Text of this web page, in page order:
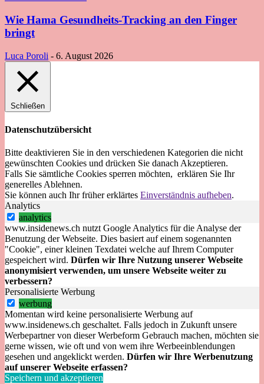
Wie Hama Gesundheits-Tracking an den Finger
bringt
Luca Poroli - 6. August 2026
Schließen
Datenschutzübersicht
Bitte deaktivieren Sie in den verschiedenen Kategorien die nicht
gewünschten Cookies und drücken Sie danach Akzeptieren.
Falls Sie sämtliche Cookies sperren möchten, erklären Sie Ihr
generelles Ablehnen.
Sie können auch Ihr früher erklärtes Einverständnis aufheben.
Analytics
analytics
www.insidenews.ch nutzt Google Analytics für die Analyse der
Benutzung der Webseite. Dies basiert auf einem sogenannten
"Cookie", einer kleinen Texdatei welche auf Ihrem Computer
gespeichert wird. Dürfen wir Ihre Nutzung unserer Webseite
anonymisiert verwenden, um unsere Webseite weiter zu
verbessern?
Personalisierte Werbung
werbung
Momentan wird keine personalisierte Werbung auf
www.insidenews.ch geschaltet. Falls jedoch in Zukunft unsere
Werbepartner von dieser Werbeform Gebrauch machen, möchten sie
gerne wissen, wie oft und von wem ihre Werbeeinblendungen
gesehen und angeklickt werden. Dürfen wir Ihre Werbenutzung
auf unserer Webseite erfassen?
Speichern und akzeptieren